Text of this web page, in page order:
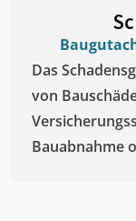
Das
von
Bauabnahme